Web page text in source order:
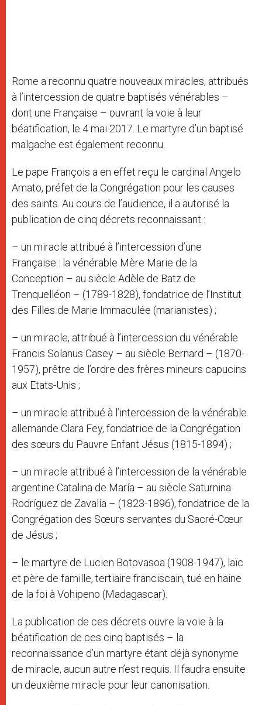
Rome a reconnu quatre nouveaux miracles, attribués
à l’intercession de quatre baptisés vénérables –
dont une Française – ouvrant la voie à leur
béatification, le 4 mai 2017. Le martyre d’un baptisé
malgache est également reconnu.
Le pape François a en effet reçu le cardinal Angelo
Amato, préfet de la Congrégation pour les causes
des saints. Au cours de l’audience, il a autorisé la
publication de cinq décrets reconnaissant :
– un miracle attribué à l’intercession d’une
Française : la vénérable Mère Marie de la
Conception – au siècle Adèle de Batz de
Trenquelléon – (1789-1828), fondatrice de l’Institut
des Filles de Marie Immaculée (marianistes) ;
– un miracle, attribué à l’intercession du vénérable
Francis Solanus Casey – au siècle Bernard – (1870-
1957), prêtre de l’ordre des frères mineurs capucins
aux Etats-Unis ;
– un miracle attribué à l’intercession de la vénérable
allemande Clara Fey, fondatrice de la Congrégation
des sœurs du Pauvre Enfant Jésus (1815-1894) ;
– un miracle attribué à l’intercession de la vénérable
argentine Catalina de María – au siècle Saturnina
Rodríguez de Zavalía – (1823-1896), fondatrice de la
Congrégation des Sœurs servantes du Sacré-Cœur
de Jésus ;
– le martyre de Lucien Botovasoa (1908-1947), laïc
et père de famille, tertiaire franciscain, tué en haine
de la foi à Vohipeno (Madagascar).
La publication de ces décrets ouvre la voie à la
béatification de ces cinq baptisés – la
reconnaissance d’un martyre étant déjà synonyme
de miracle, aucun autre n’est requis. Il faudra ensuite
un deuxième miracle pour leur canonisation.